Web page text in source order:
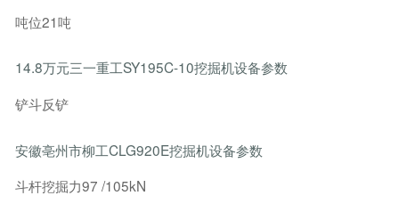
吨位21吨
14.8万元三一重工SY195C-10挖掘机设备参数
铲斗反铲
安徽亳州市柳工CLG920E挖掘机设备参数
斗杆挖掘力97 /105kN